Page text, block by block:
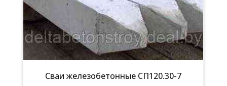
Сваи железобетонные СП120.30-7